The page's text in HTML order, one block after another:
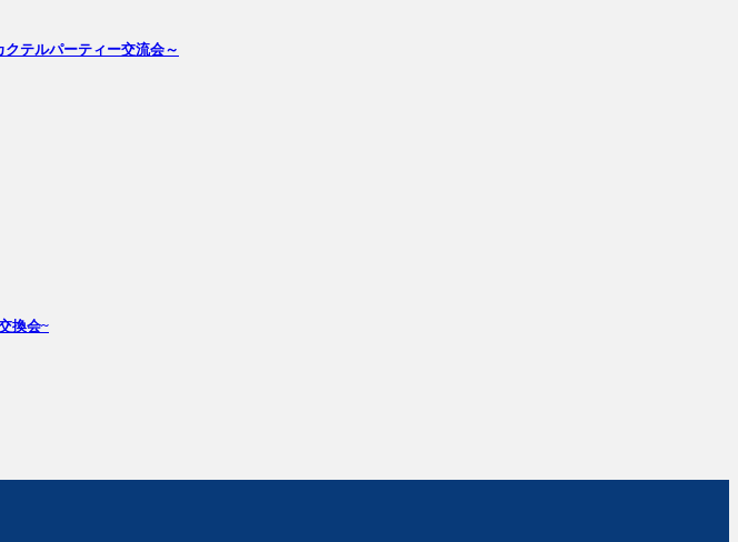
テルパーティー交流会～
換会~